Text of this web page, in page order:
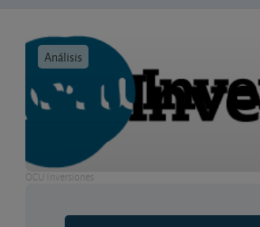
Análisis
OCU Inversiones